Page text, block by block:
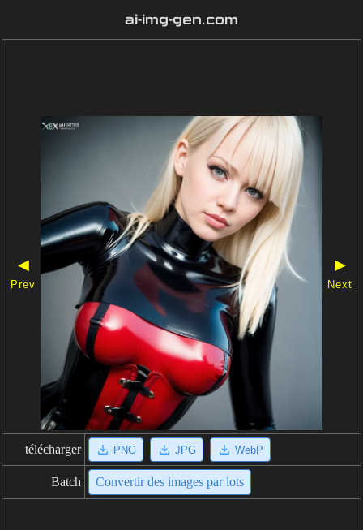
ai-img-gen.com
◀
Prev
▶
Next
télécharger PNG JPG WebP
Batch Convertir des images par lots